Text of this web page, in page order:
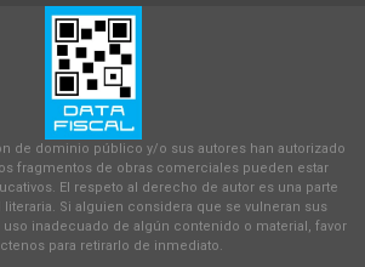
de dominio público y/o sus autores han autorizado
fragmentos de obras comerciales pueden estar
El respeto al derecho de autor es una parte
literaria. Si alguien considera que se vulneran sus
inadecuado de algún contenido o material, favor
para retirarlo de inmediato.